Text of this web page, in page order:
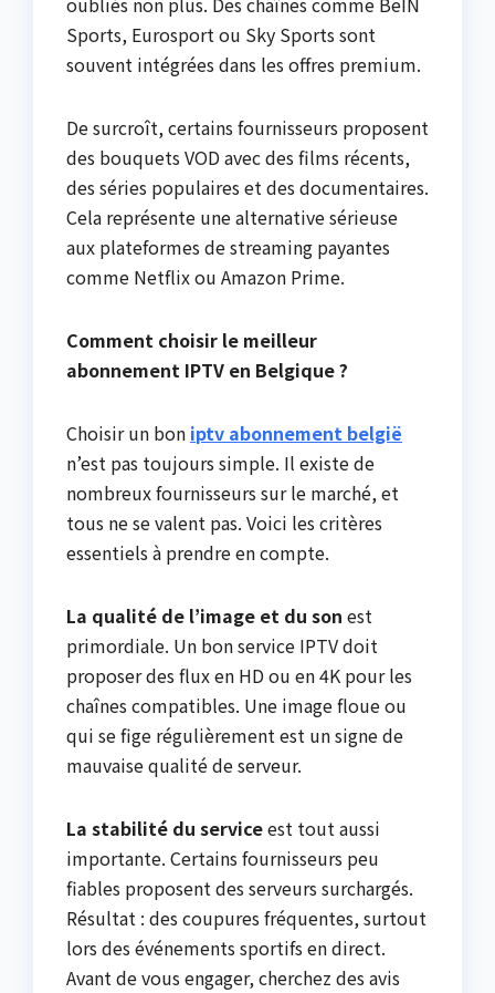
Sports, Eurosport ou Sky Sports sont
souvent intégrées dans les offres premium.
De surcroît, certains fournisseurs proposent
des bouquets VOD avec des films récents,
des séries populaires et des documentaires.
Cela représente une alternative sérieuse
aux plateformes de streaming payantes
comme Netflix ou Amazon Prime.
Comment choisir le meilleur
abonnement IPTV en Belgique ?
Choisir un bon iptv abonnement belgië
n’est pas toujours simple. Il existe de
nombreux fournisseurs sur le marché, et
tous ne se valent pas. Voici les critères
essentiels à prendre en compte.
La qualité de l’image et du son est
primordiale. Un bon service IPTV doit
proposer des flux en HD ou en 4K pour les
chaînes compatibles. Une image floue ou
qui se fige régulièrement est un signe de
mauvaise qualité de serveur.
La stabilité du serviceest tout aussi
importante. Certains fournisseurs peu
fiables proposent des serveurs surchargés.
Résultat : des coupures fréquentes, surtout
lors des événements sportifs en direct.
Avant de vous engager, cherchez des avis